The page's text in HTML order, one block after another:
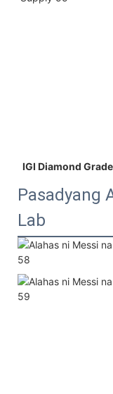
IGI Diamond
Pasadyang
Lab